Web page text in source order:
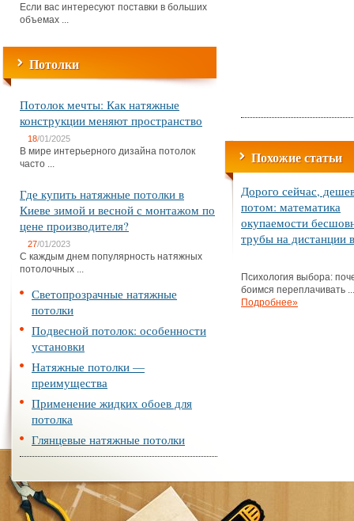
Если вас интересуют поставки в больших
объемах ...
Потолки
Потолок мечты: Как натяжные
конструкции меняют пространство
18/01/2025
В мире интерьерного дизайна потолок
часто ...
Где купить натяжные потолки в
Киеве зимой и весной с монтажом по
цене производителя?
27/01/2023
С каждым днем популярность натяжных
потолочных ...
Светопрозрачные натяжные
потолки
Подвесной потолок: особенности
установки
Натяжные потолки —
преимущества
Применение жидких обоев для
потолка
Глянцевые натяжные потолки
Похожие статьи
Дорого сейчас,
потом: математика
окупаемости
трубы на дистанции
Психология выбора:
боимся переплачивать ...
Подробнее»